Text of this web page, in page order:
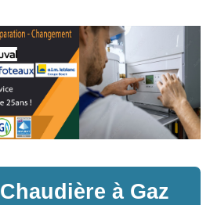
Chaudière à Gaz